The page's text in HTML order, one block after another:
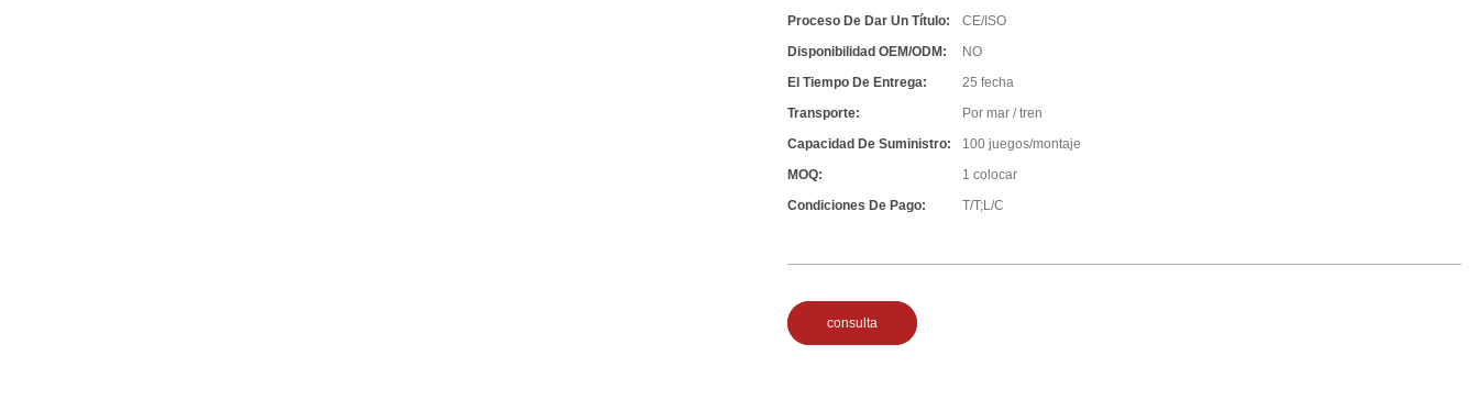
Proceso De Dar Un Título:
CE/ISO
Disponibilidad OEM/ODM:
NO
El Tiempo De Entrega:
25 fecha
Transporte:
Por mar / tren
Capacidad De Suministro:
100 juegos/montaje
MOQ:
1 colocar
Condiciones De Pago:
T/T;L/C
consulta